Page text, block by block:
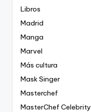
Libros
Madrid
Manga
Marvel
Más cultura
Mask Singer
Masterchef
MasterChef Celebrity